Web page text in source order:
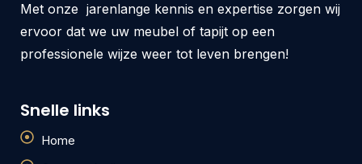
Met onze jarenlange kennis en expertise zorgen wij
ervoor dat we uw meubel of tapijt op een
professionele wijze weer tot leven brengen!
Snelle links
Home